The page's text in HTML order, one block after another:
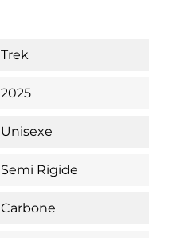
Trek
2025
Unisexe
Semi Rigide
Carbone